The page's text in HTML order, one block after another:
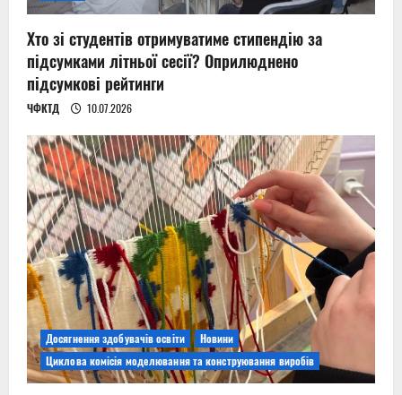
Хто зі студентів отримуватиме стипендію за
підсумками літньої сесії? Оприлюднено
підсумкові рейтинги
ЧФКТД 10.07.2026
Досягнення здобувачів освіти
Новини
Циклова комісія моделювання та конструювання виробів